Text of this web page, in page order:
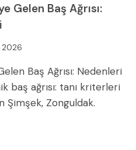
Gelen Baş Ağrısı:
2026
Baş Ağrısı: Nedenleri
baş ağrısı: tanı kriterleri
Şimşek, Zonguldak.